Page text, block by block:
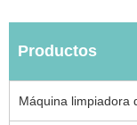
Productos
Máquina limpiadora